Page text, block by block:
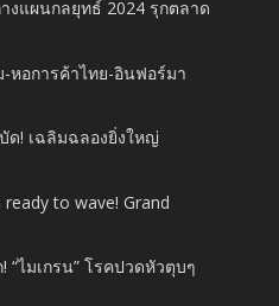
งแผนกลยุทธ์ 2024 รุกตลาด
หอการค้าไทย-อินฟอร์มา
ด! เฉลิมฉลองยิ่งใหญ่
to wave! Grand
“ไมเกรน” โรคปวดหัวตุบๆ